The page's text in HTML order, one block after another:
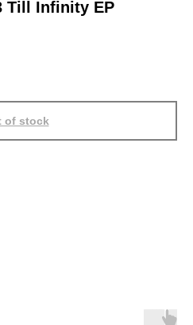
Till Infinity EP
of stock